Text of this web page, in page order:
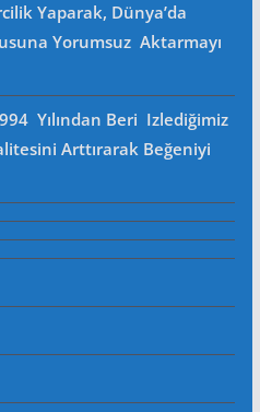
Yaparak, Dünya’da
Yorumsuz Aktarmayı
Yılından Beri Izlediğimiz
Arttırarak Beğeniyi